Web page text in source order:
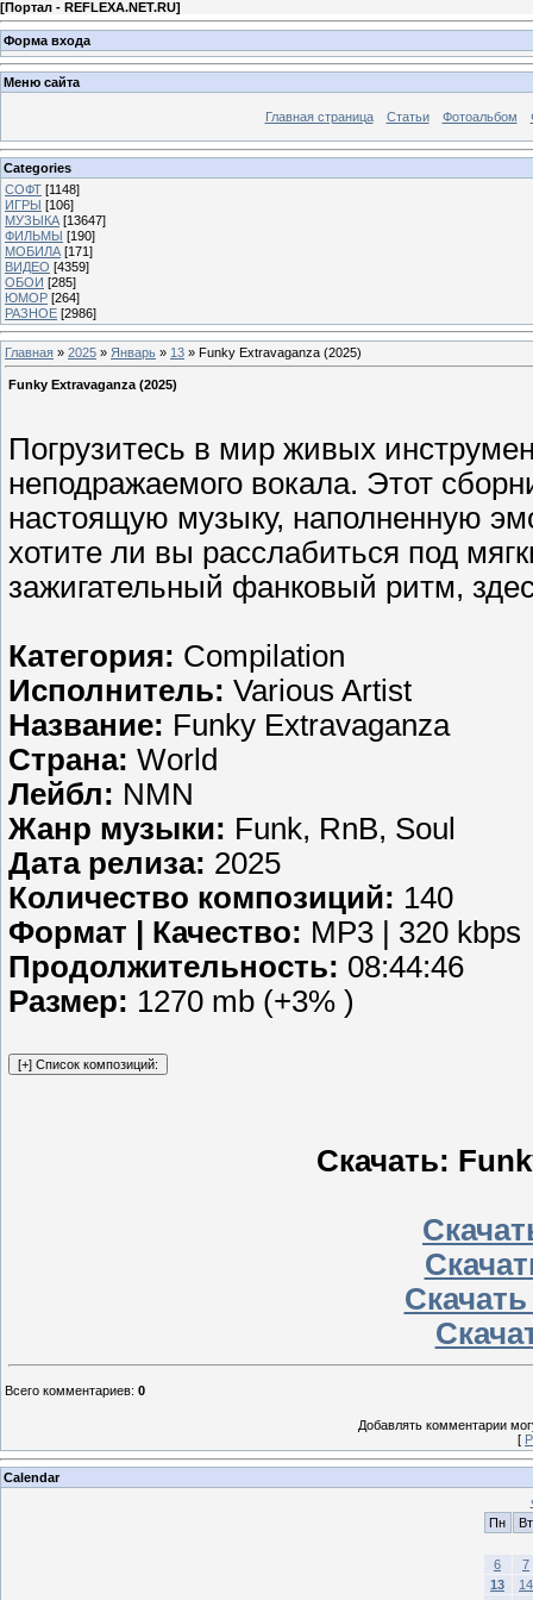
[Портал - REFLEXA.NET.RU]
Форма входа
Меню сайта
Главная страница Статьи Фотоальбом
Categories
СОФТ [1148]
ИГРЫ [106]
МУЗЫКА [13647]
ФИЛЬМЫ [190]
МОБИЛА [171]
ВИДЕО [4359]
ОБОИ [285]
ЮМОР [264]
РАЗНОЕ [2986]
Главная » 2025 » Январь » 13 » Funky Extravaganza (2025)
Funky Extravaganza (2025)
Погрузитесь в мир живых
неподражаемого вокала. Этот
настоящую музыку, наполненную
хотите ли вы расслабиться под
зажигательный фанковый ритм,
Категория: Compilation
Исполнитель: Various Artist
Название: Funky Extravaganza
Страна: World
Лейбл: NMN
Жанр музыки: Funk, RnB, Soul
Дата релиза: 2025
Количество композиций: 140
Формат | Качество: MP3 | 320 kbps
Продолжительность: 08:44:46
Размер: 1270 mb (+3% )
Скачать:
Всего комментариев: 0
Добавлять комментарии
[
Calendar
Пн
Вт
6
7
13
14